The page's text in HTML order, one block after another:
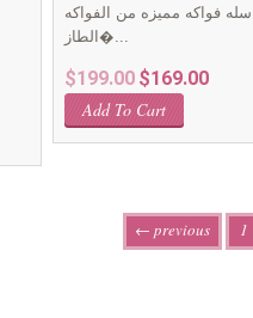
سله فواكه مميزه من الفواكه
الطاز�...
$199.00 Original
price
was:
$169.00Current
Add To Cart
← previous 1